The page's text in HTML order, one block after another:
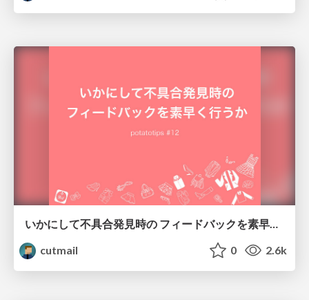
いかにして不具合発見時の フィードバックを素早く行うか #potatotips 12
cutmail
0 2.6k